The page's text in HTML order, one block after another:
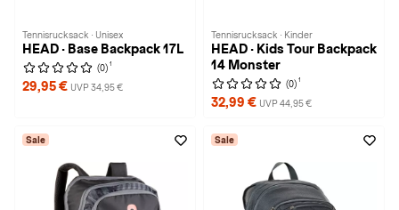
Tennisrucksack · Unisex
HEAD · Base Backpack 17L
(0) 1
29,95 € UVP 34,95 €
Tennisrucksack · Kinder
HEAD · Kids Tour Backpack
14 Monster
(0) 1
32,99 € UVP 44,95 €
Sale Sale